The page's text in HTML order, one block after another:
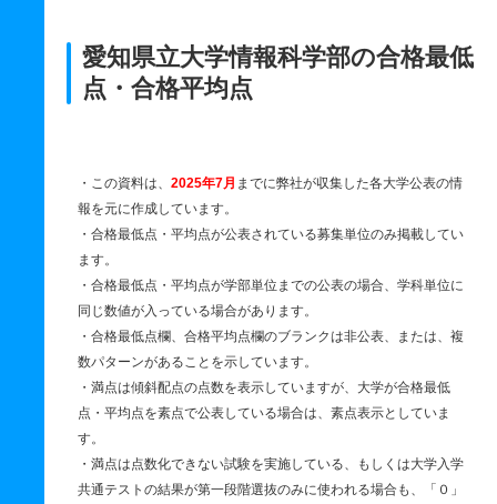
愛知県立大学情報科学部の合格最低
点・合格平均点
・この資料は、 2025年7月 までに弊社が収集した各大学公表の情
報を元に作成しています。
・合格最低点・平均点が公表されている募集単位のみ掲載してい
ます。
・合格最低点・平均点が学部単位までの公表の場合、学科単位に
同じ数値が入っている場合があります。
・合格最低点欄、合格平均点欄のブランクは非公表、または、複
数パターンがあることを示しています。
・満点は傾斜配点の点数を表示していますが、大学が合格最低
点・平均点を素点で公表している場合は、素点表示としていま
す。
・満点は点数化できない試験を実施している、もしくは大学入学
共通テストの結果が第一段階選抜のみに使われる場合も、「０」